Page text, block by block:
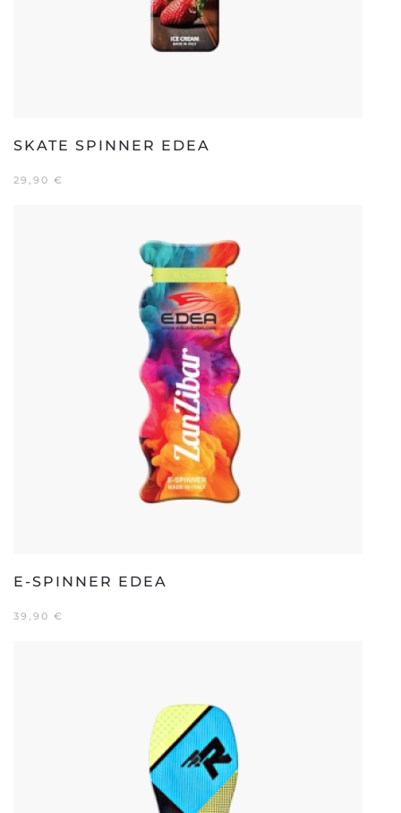
SKATE SPINNER EDEA
29,90 €
E-SPINNER EDEA
39,90 €